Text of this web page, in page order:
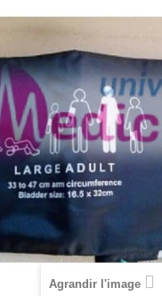
Agrandir l'image